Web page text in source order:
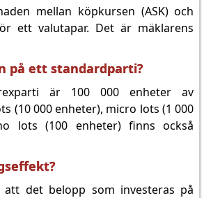
mellan köpkursen (ASK) och
ett valutapar. Det är mäklarens
på ett standardparti?
är 100 000 enheter av
(10 000 enheter), micro lots (1 000
lots (100 enheter) finns också
att det belopp som investeras på